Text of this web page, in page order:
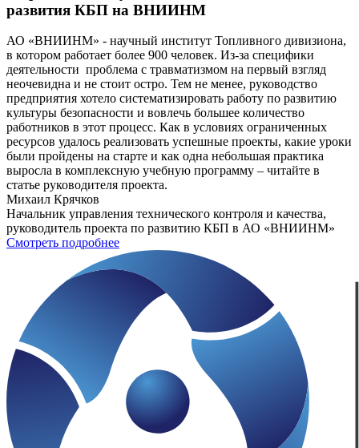
развития КБП на ВНИИНМ
АО «ВНИИНМ» - научный институт Топливного дивизиона,
в котором работает более 900 человек. Из-за специфики
деятельности проблема с травматизмом на первый взгляд
неочевидна и не стоит остро. Тем не менее, руководство
предприятия хотело систематизировать работу по развитию
культуры безопасности и вовлечь большее количество
работников в этот процесс. Как в условиях ограниченных
ресурсов удалось реализовать успешные проекты, какие уроки
были пройдены на старте и как одна небольшая практика
выросла в комплексную учебную программу – читайте в
статье руководителя проекта.
Михаил Крячков
Начальник управления технического контроля и качества,
руководитель проекта по развитию КБП в АО «ВНИИНМ»
Смотреть подробнее